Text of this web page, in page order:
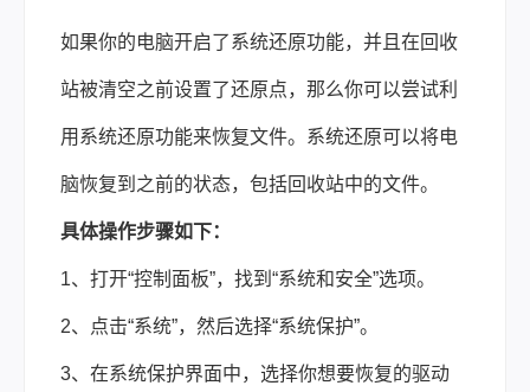
如果你的电脑开启了系统还原功能，并且在回收
站被清空之前设置了还原点，那么你可以尝试利
用系统还原功能来恢复文件。系统还原可以将电
脑恢复到之前的状态，包括回收站中的文件。
具体操作步骤如下：
1、打开“控制面板”，找到“系统和安全”选项。
2、点击“系统”，然后选择“系统保护”。
3、在系统保护界面中，选择你想要恢复的驱动